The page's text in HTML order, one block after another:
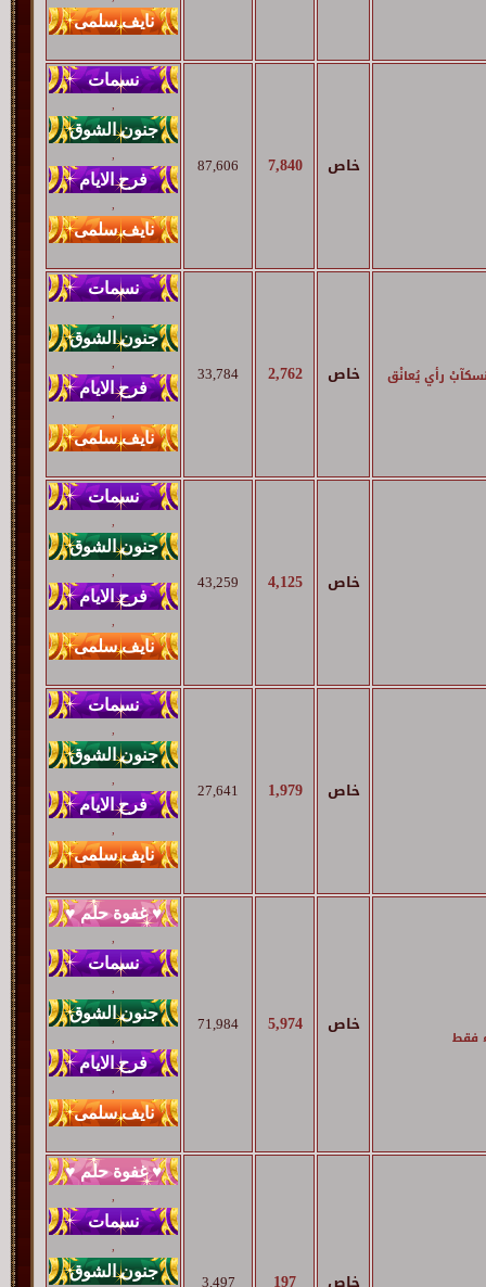
خاص 7,840
87,606
,
,
,
رأي يُعانْق خاص 2,762
33,784
,
,
,
خاص 4,125
43,259
,
,
,
خاص 1,979
27,641
,
,
,
فقط
خاص 5,974
71,984
,
,
,
,
,
,